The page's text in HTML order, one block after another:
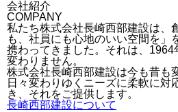
会社紹介
COMPANY
私たち株式会社長崎西部建設は、
も、社員にも心地のいい空間を」
携わってきました。それは、1964
変わりません。
株式会社長崎西部建設は今も昔も
日々変わりゆくニーズに柔軟に対
き、それをご提供します。
長崎西部建設について